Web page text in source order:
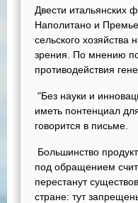
Двести итальянских
Наполитано и
сельского хозяйства
зрения. По мнению
противодействия
"Без науки и
иметь понтенциал
говорится в письме.
Большинство
под обращением
перестанут
стране: тут